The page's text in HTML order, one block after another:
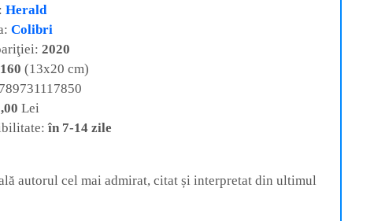
a ușura crizele
Herald
Colibri
2020
160 (13x20 cm)
Lei
în 7-14 zile
autorul cel mai admirat, citat și interpretat din ultimul